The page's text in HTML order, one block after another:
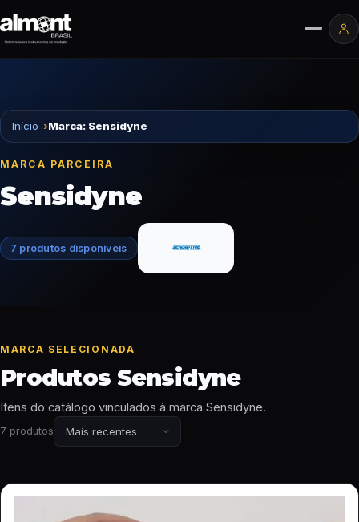
Início Marca: Sensidyne
MARCA PARCEIRA
Sensidyne
7 produtos disponíveis
MARCA SELECIONADA
Produtos Sensidyne
Itens do catálogo vinculados à marca Sensidyne.
7 produtos